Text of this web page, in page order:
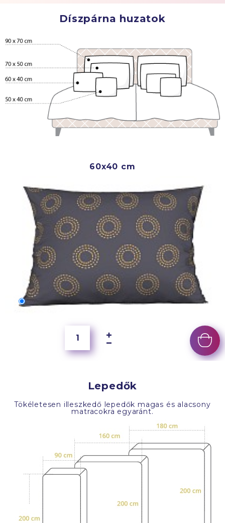
Díszpárna huzatok
60x40 cm
60x40 cm
Lepedők
Tökéletesen illeszkedő lepedők magas és alacsony
matracokra egyaránt.